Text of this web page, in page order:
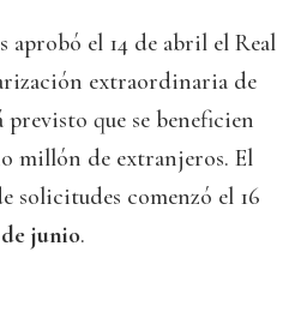
el 14 de abril el Real
extraordinaria de
previsto que se beneficien
millón de extranjeros. El
solicitudes comenzó el 16
junio.